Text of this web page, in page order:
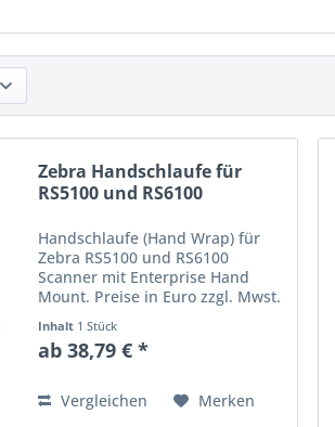
Zebra Handschlaufe für
RS5100 und RS6100
Handschlaufe (Hand Wrap) für
Zebra RS5100 und RS6100
Scanner mit Enterprise Hand
Mount. Preise in Euro zzgl. Mwst.
vorbehalten.
Inhalt 1 Stück
ab 38,79 € *
Vergleichen Merken